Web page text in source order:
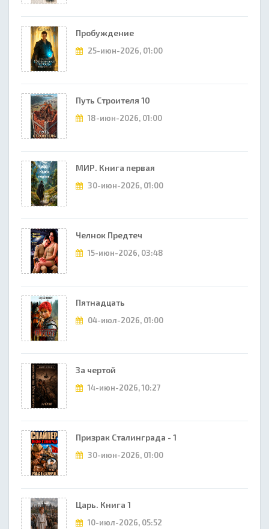
Пробуждение
25-июн-2026, 01:00
Путь Строителя 10
18-июн-2026, 01:00
МИР. Книга первая
30-июн-2026, 01:00
Челнок Предтеч
15-июн-2026, 03:48
Пятнадцать
04-июл-2026, 01:00
За чертой
14-июн-2026, 10:27
Призрак Сталинграда - 1
30-июн-2026, 01:00
Царь. Книга 1
10-июл-2026, 05:52